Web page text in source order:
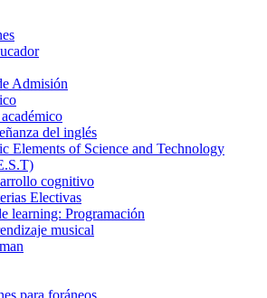
Admisión
del inglés
Elements of Science and Technology
cognitivo
Electivas
learning: Programación
musical
para foráneos